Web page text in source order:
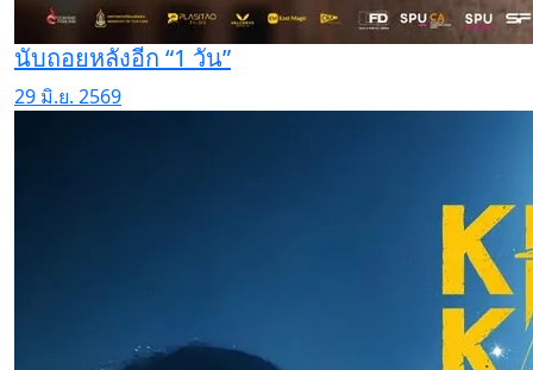
นับถอยหลังอีก “1 วัน”
29 มิ.ย. 2569